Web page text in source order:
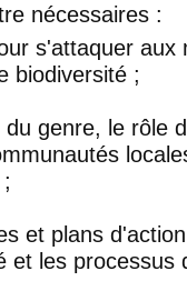
nécessaires :
s'attaquer aux
biodiversité ;
genre, le rôle
et plans
et les processus